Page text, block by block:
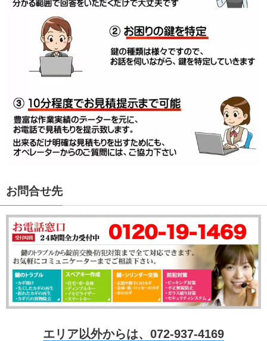
お問合せ先
エリア以外からは、072-937-4169